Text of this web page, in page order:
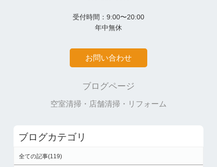
受付時間：9:00〜20:00
年中無休
お問い合わせ
ブログページ
空室清掃・店舗清掃・リフォーム
ブログカテゴリ
全ての記事(119)